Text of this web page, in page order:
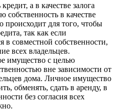
а в качестве залога
собственность в качестве
происходит для того, чтобы
так как если
в совместной собственности,
всех владельцев.
имущество с целью
вне зависимости от
дома. Личное имущество
обменять, сдать в аренду, в
без согласия всех